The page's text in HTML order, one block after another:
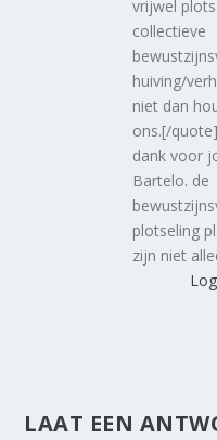
vrijwel
collectieve
huiving/
niet dan
ons.[/quote]
dank voor
Bartelo. de
plotseling
zijn niet
LAAT EEN